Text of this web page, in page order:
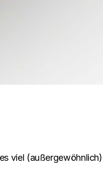
viel (außergewöhnlich)